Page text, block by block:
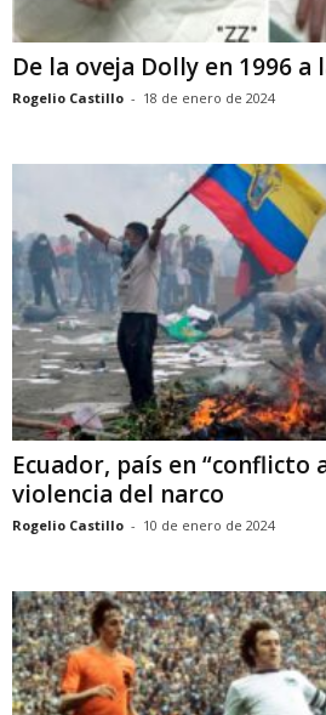
De la oveja Dolly en 1996 a
Rogelio Castillo - 18 de enero de 2024
Ecuador, país en “conflicto
violencia del narco
Rogelio Castillo - 10 de enero de 2024